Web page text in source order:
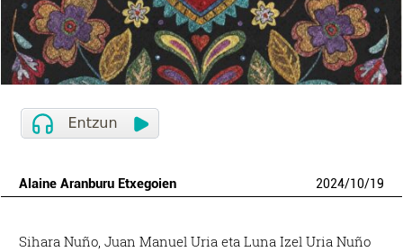
Alaine Aranburu Etxegoien 2024/10/19
Sihara Nuño, Juan Manuel Uria eta Luna Izel Uria Nuño